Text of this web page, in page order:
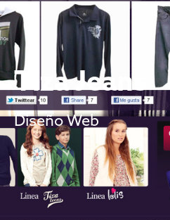
Tiza Jeans
Diseño Web